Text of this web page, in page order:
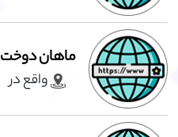
ماهان دوخت
واقع در